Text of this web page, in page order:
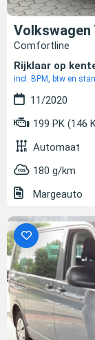
Volkswagen
Comfortline
Rijklaar op
incl. BPM, btw en
11/2020
199 PK (146
Automaat
180 g/km
Margeauto